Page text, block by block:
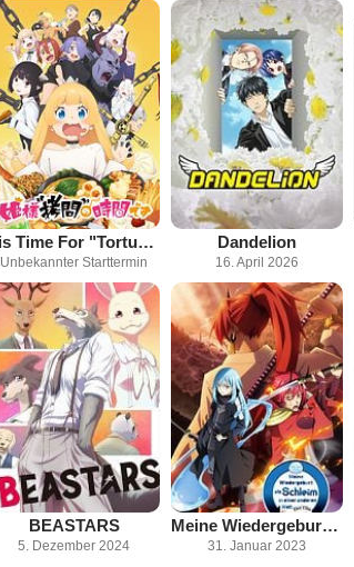
Tis Time For "Torture," Princess
Unbekannter Starttermin
Dandelion
16. April 2026
BEASTARS
5. Dezember 2024
Meine Wiedergeburt als Schleim in einer anderen Welt - Der Film: Feuerrote Bande
31. Januar 2023